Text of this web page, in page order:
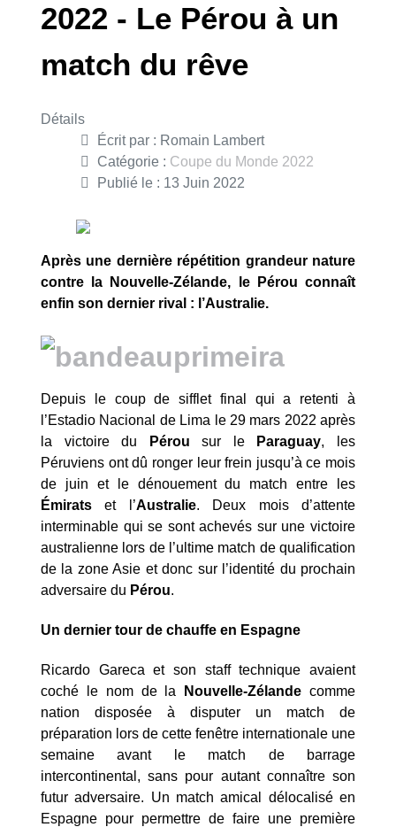
2022 - Le Pérou à un
match du rêve
Détails
Écrit par : Romain Lambert
Catégorie : Coupe du Monde 2022
Publié le : 13 Juin 2022
Après une dernière répétition grandeur nature
contre la Nouvelle-Zélande, le Pérou connaît
enfin son dernier rival : l’Australie.
Depuis le coup de sifflet final qui a retenti à
l’Estadio Nacional de Lima le 29 mars 2022 après
la victoire du
Pérousur le Paraguay, les
Péruviens ont dû ronger leur frein jusqu’à ce mois
de juin et le dénouement du match entre les
Émiratset l’Australie. Deux mois d’attente
interminable qui se sont achevés sur une victoire
australienne lors de l’ultime match de qualification
de la zone Asie et donc sur l’identité du prochain
adversaire du Pérou.
Un dernier tour de chauffe en Espagne
Ricardo Gareca et son staff technique avaient
coché le nom de la
Nouvelle-Zélande comme
nation disposée à disputer un match de
préparation lors de cette fenêtre internationale une
semaine avant le match de barrage
intercontinental, sans pour autant connaître son
futur adversaire. Un match amical délocalisé en
Espagne pour permettre de faire une première